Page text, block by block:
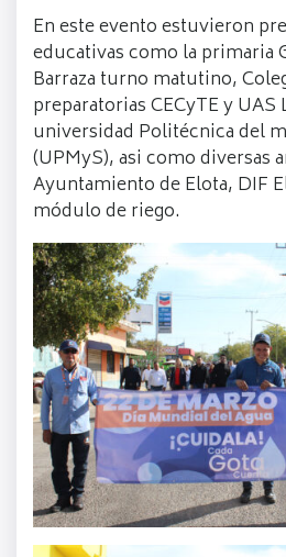
En este evento estuvieron
educativas como la primaria
Barraza turno matutino,
preparatorias CECyTE y UAS
universidad Politécnica del
(UPMyS), asi como diversas
Ayuntamiento de Elota, DIF
módulo de riego.